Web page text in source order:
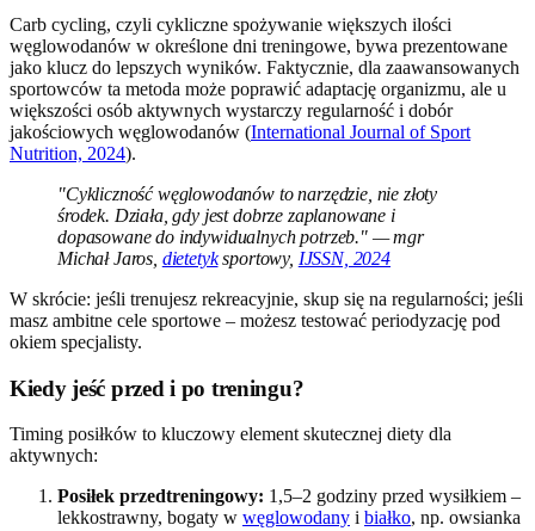
Carb cycling, czyli cykliczne spożywanie większych ilości
węglowodanów w określone dni treningowe, bywa prezentowane
jako klucz do lepszych wyników. Faktycznie, dla zaawansowanych
sportowców ta metoda może poprawić adaptację organizmu, ale u
większości osób aktywnych wystarczy regularność i dobór
jakościowych węglowodanów (International Journal of Sport
Nutrition, 2024).
"Cykliczność węglowodanów to narzędzie, nie złoty
środek. Działa, gdy jest dobrze zaplanowane i
dopasowane do indywidualnych potrzeb." — mgr
Michał Jaros, dietetyksportowy, IJSSN, 2024
W skrócie: jeśli trenujesz rekreacyjnie, skup się na regularności; jeśli
masz ambitne cele sportowe – możesz testować periodyzację pod
okiem specjalisty.
Kiedy jeść przed i po treningu?
Timing posiłków to kluczowy element skutecznej diety dla
aktywnych:
Posiłek przedtreningowy: 1,5–2 godziny przed wysiłkiem –
lekkostrawny, bogaty w węglowodany i białko, np. owsianka